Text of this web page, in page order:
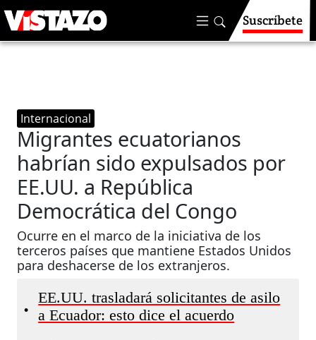
Suscríbete
Internacional
Migrantes ecuatorianos
habrían sido expulsados por
EE.UU. a República
Democrática del Congo
Ocurre en el marco de la iniciativa de los
terceros países que mantiene Estados Unidos
para deshacerse de los extranjeros.
•
EE.UU. trasladará solicitantes de asilo
a Ecuador: esto dice el acuerdo